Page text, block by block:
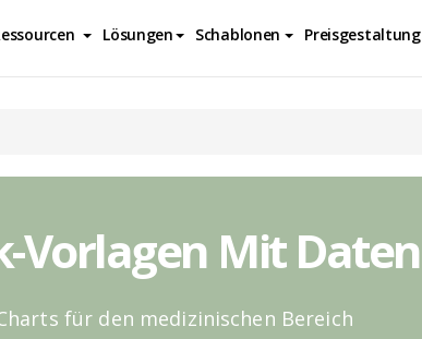
Lösungen Schablonen Preisgestaltung
Vorlagen Mit Daten
für den medizinischen Bereich